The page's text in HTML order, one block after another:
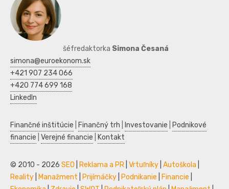
šéfredaktorka Simona Česaná
simona@euroekonom.sk
+421 907 234 066
+420 774 699 168
LinkedIn
Finančné inštitúcie Finančný trh Investovanie
Podnikové
financie Verejné financie Kontakt
© 2010 - 2026 SEO Reklama a PR Vrtuľníky Autoškola
Reality
Manažment Prijímáčky Podnikanie Financie